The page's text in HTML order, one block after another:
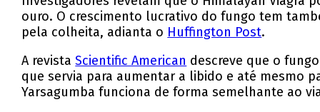
ouro. O crescimento lucrativo do fungo tem
pela colheita, adianta o Huffington Post.
A revistaScientific American descreve que o
que servia para aumentar a libido e até mesmo
Yarsagumba funciona de forma semelhante ao